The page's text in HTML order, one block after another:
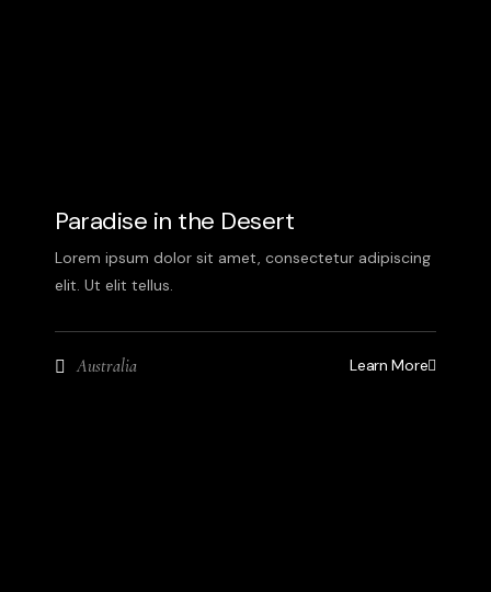
Paradise in the Desert
Lorem ipsum dolor sit amet, consectetur adipiscing
elit. Ut elit tellus.
Australia Learn More